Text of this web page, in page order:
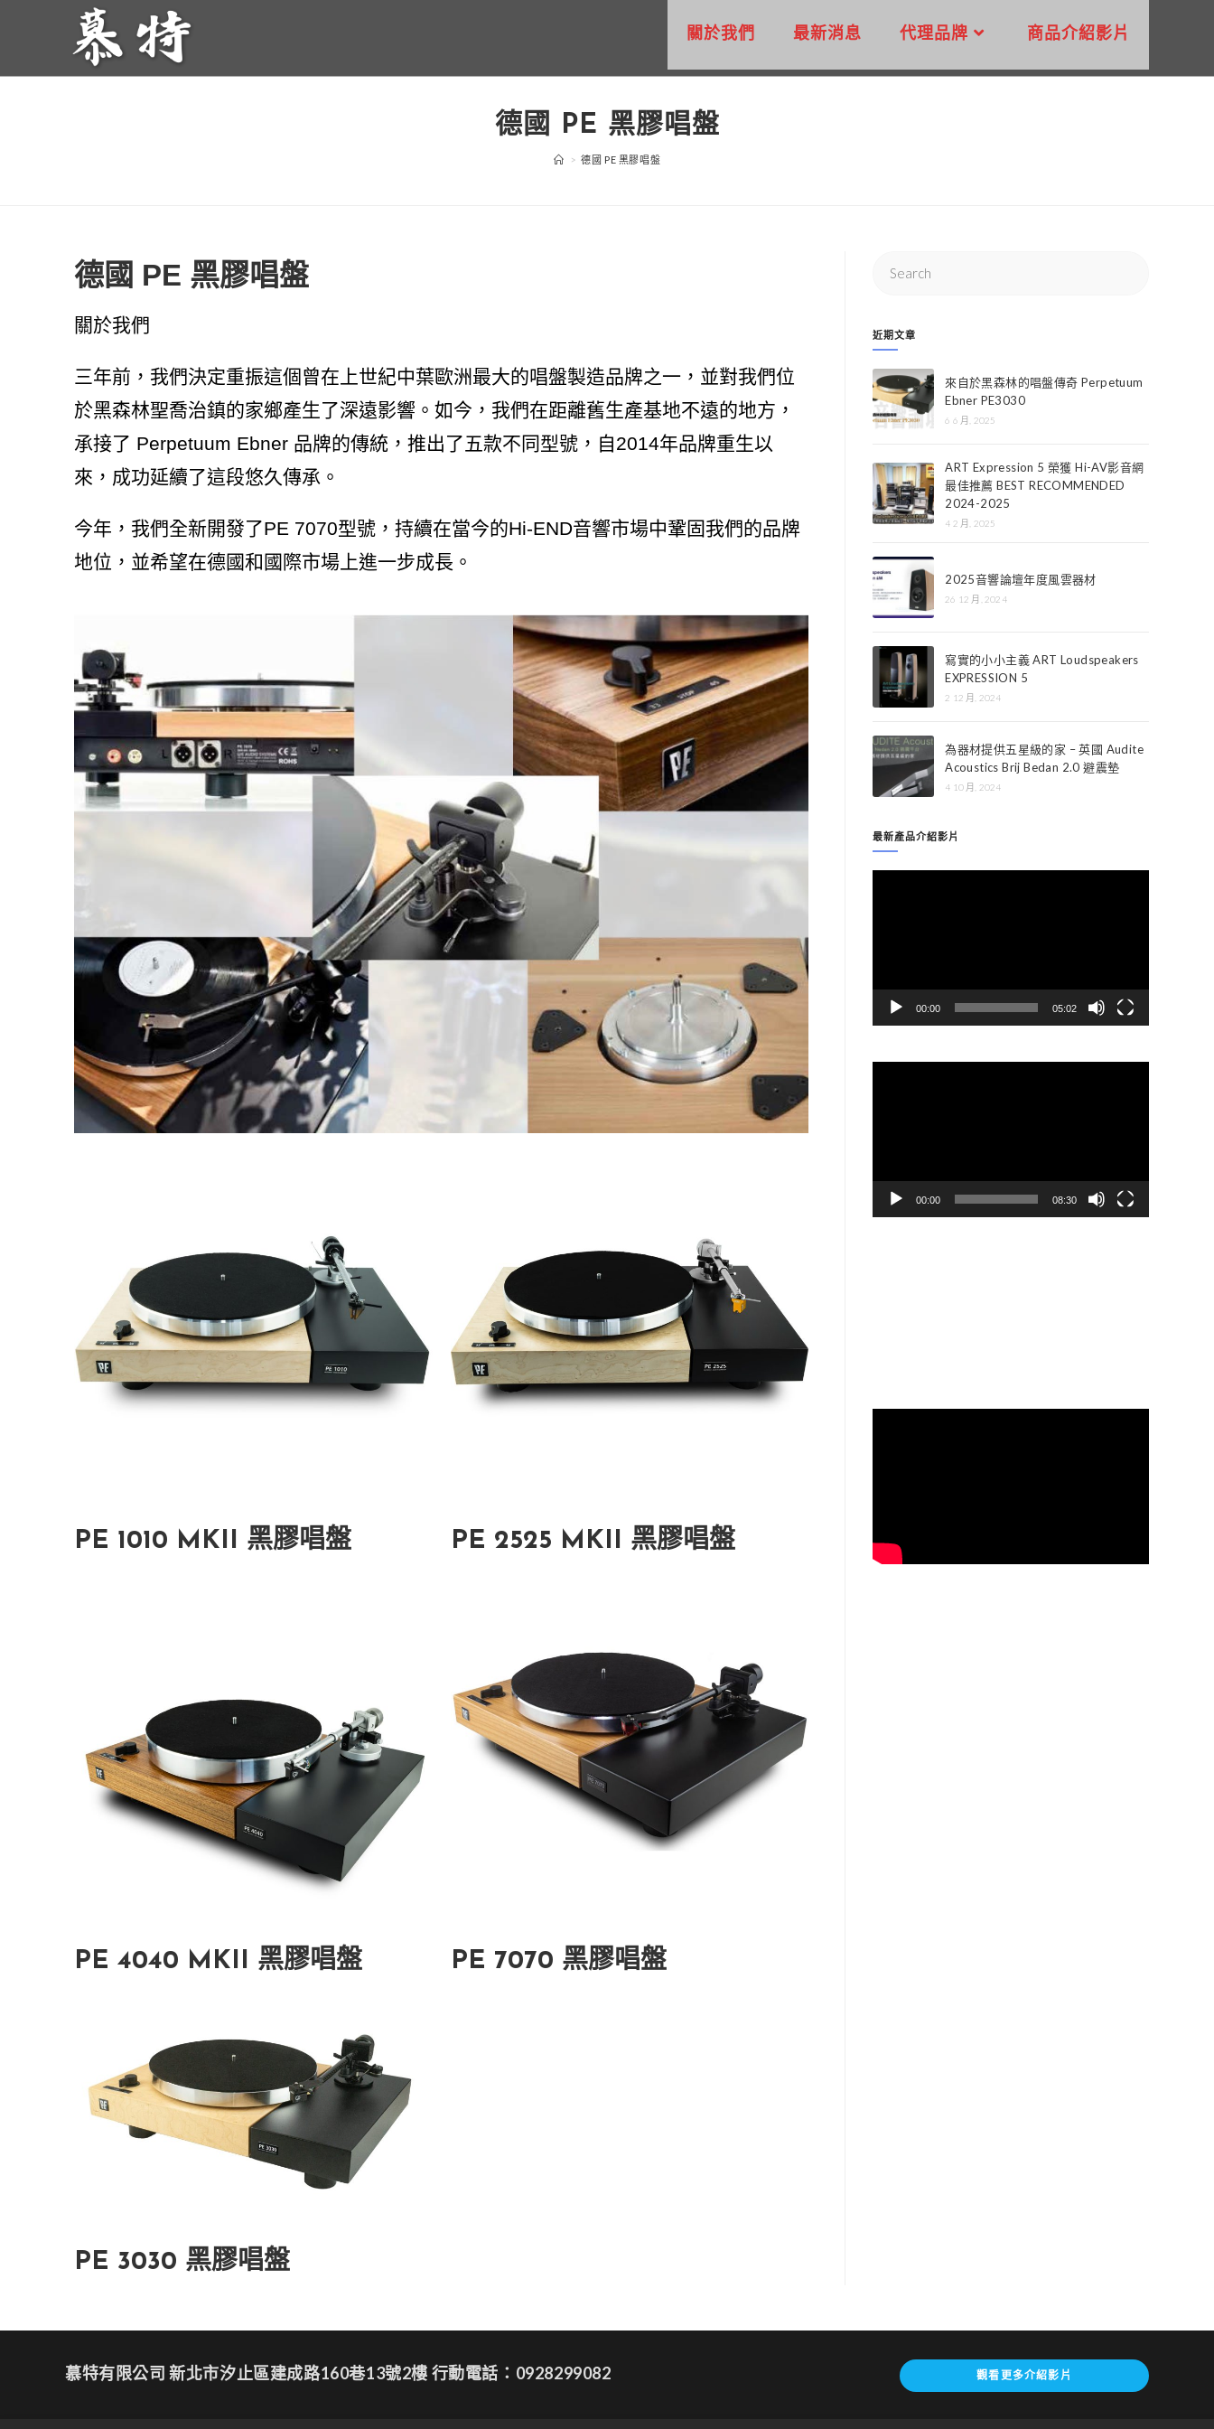
關於我們 最新消息 代理品牌 商品介紹影片
德國 PE 黑膠唱盤
> 德國 PE 黑膠唱盤
德國 PE 黑膠唱盤
關於我們
三年前，我們決定重振這個曾在上世紀中葉歐洲最大的唱盤製造品牌之一，並對我們位
於黑森林聖喬治鎮的家鄉產生了深遠影響。如今，我們在距離舊生產基地不遠的地方，
承接了 Perpetuum Ebner 品牌的傳統，推出了五款不同型號，自2014年品牌重生以
來，成功延續了這段悠久傳承。
今年，我們全新開發了PE 7070型號，持續在當今的Hi-END音響市場中鞏固我們的品牌
地位，並希望在德國和國際市場上進一步成長。
PE 1010 MKII 黑膠唱盤 PE 2525 MKII 黑膠唱盤
PE 4040 MKII 黑膠唱盤 PE 7070 黑膠唱盤
PE 3030 黑膠唱盤
近期文章
來自於黑森林的唱盤傳奇 Perpetuum
Ebner PE3030
6 6 月, 2025
ART Expression 5 榮獲 Hi-AV影音網
最佳推薦 BEST RECOMMENDED
2024-2025
4 2 月, 2025
2025音響論壇年度風雲器材
26 12 月, 2024
寫實的小小主義 ART Loudspeakers
EXPRESSION 5
2 12 月, 2024
為器材提供五星級的家 – 英國 Audite
Acoustics Brij Bedan 2.0 避震墊
4 10 月, 2024
最新產品介紹影片
00:00 05:02
00:00 08:30
慕特有限公司 新北市汐止區建成路160巷13號2樓 行動電話：0928299082 觀看更多介紹影片